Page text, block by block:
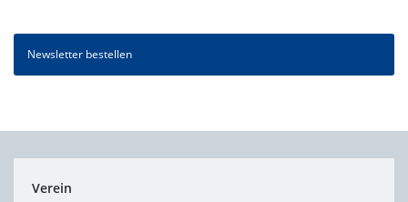
Newsletter bestellen
Verein